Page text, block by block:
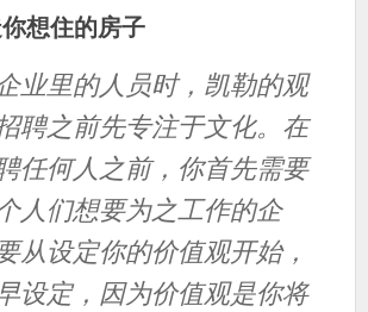
想住的房子
业里的人员时，凯勒的观
聘之前先专注于文化。在
任何人之前，你首先需要
人们想要为之工作的企
从设定你的价值观开始，
设定，因为价值观是你将